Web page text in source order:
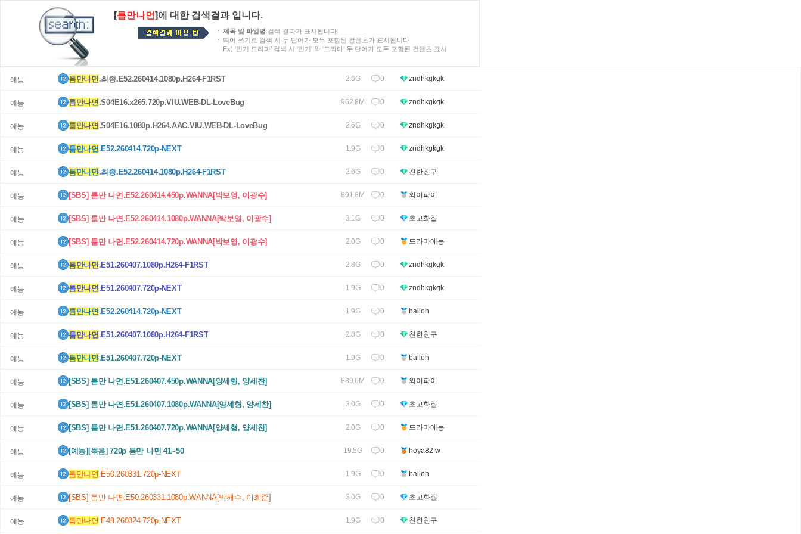
[틈만나면]에 대한 검색결과 입니다.
제목 및 파일명 검색 결과가 표시됩니다.
띄어 쓰기로 검색 시 두 단어가 모두 포함된 컨텐츠가 표시됩니다
Ex) ‘인기 드라마’ 검색 시 ‘인기’ 와 ‘드라마’ 두 단어가 모두 포함된 컨텐츠 표시
예능 틈만나면.최종.E52.260414.1080p.H264-F1RST 2.6G 0 zndhkgkgk
예능 틈만나면.S04E16.x265.720p.VIU.WEB-DL-LoveBug 962.8M 0 zndhkgkgk
예능 틈만나면.S04E16.1080p.H264.AAC.VIU.WEB-DL-LoveBug 2.6G 0 zndhkgkgk
예능 틈만나면.E52.260414.720p-NEXT 1.9G 0 zndhkgkgk
예능 틈만나면.최종.E52.260414.1080p.H264-F1RST 2.6G 0 친한친구
예능 [SBS] 틈만 나면.E52.260414.450p.WANNA[박보영, 이광수] 891.8M 0 와이파이
예능 [SBS] 틈만 나면.E52.260414.1080p.WANNA[박보영, 이광수] 3.1G 0 초고화질
예능 [SBS] 틈만 나면.E52.260414.720p.WANNA[박보영, 이광수] 2.0G 0 드라마예능
예능 틈만나면.E51.260407.1080p.H264-F1RST 2.8G 0 zndhkgkgk
예능 틈만나면.E51.260407.720p-NEXT 1.9G 0 zndhkgkgk
예능 틈만나면.E52.260414.720p-NEXT 1.9G 0 balloh
예능 틈만나면.E51.260407.1080p.H264-F1RST 2.8G 0 친한친구
예능 틈만나면.E51.260407.720p-NEXT 1.9G 0 balloh
예능 [SBS] 틈만 나면.E51.260407.450p.WANNA[양세형, 양세찬] 889.6M 0 와이파이
예능 [SBS] 틈만 나면.E51.260407.1080p.WANNA[양세형, 양세찬] 3.0G 0 초고화질
예능 [SBS] 틈만 나면.E51.260407.720p.WANNA[양세형, 양세찬] 2.0G 0 드라마예능
예능 [예능][묶음] 720p 틈만 나면 41~50 19.5G 0 hoya82.w
예능 틈만나면 .E50.260331.720p-NEXT 1.9G 0 balloh
예능 [SBS] 틈만 나면.E50.260331.1080p.WANNA[박해수, 이희준] 3.0G 0 초고화질
예능 틈만나면 .E49.260324.720p-NEXT 1.9G 0 친한친구